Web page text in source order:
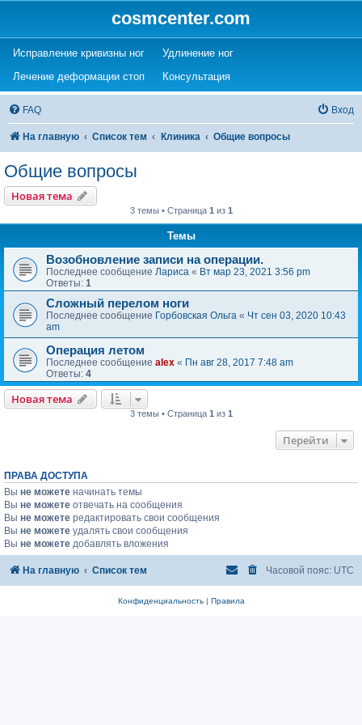
cosmcenter.com
Исправление кривизны ног(Opens a new tab)
Удлинение ног(Opens a new tab)
Лечение деформации стоп(Opens a new tab)
Консультация(Opens a new tab)
FAQ Вход
На главную Список тем Клиника Общие вопросы
Общие вопросы
Новая тема
3 темы • Страница 1 из 1
Темы
Возобновление записи на операции.
Последнее сообщение Лариса « Вт мар 23, 2021 3:56 pm
Ответы: 1
Сложный перелом ноги
Последнее сообщение Горбовская Ольга « Чт сен 03, 2020 10:43
am
Операция летом
Последнее сообщение alex « Пн авг 28, 2017 7:48 am
Ответы: 4
Новая тема
3 темы • Страница 1 из 1
Перейти
ПРАВА ДОСТУПА
Вы не можете начинать темы
Вы не можете отвечать на сообщения
Вы не можете редактировать свои сообщения
Вы не можете удалять свои сообщения
Вы не можете добавлять вложения
На главную Список тем Часовой пояс: UTC
Конфиденциальность| Правила